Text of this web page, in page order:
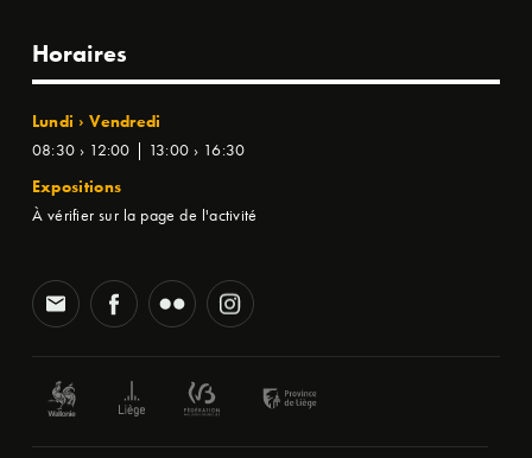
Horaires
Lundi › Vendredi
08:30 › 12:00 | 13:00 › 16:30
Expositions
À vérifier sur la page de l'activité